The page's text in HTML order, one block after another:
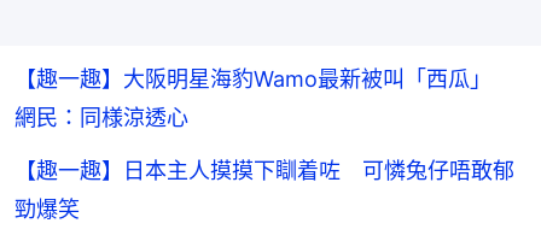
【趣一趣】大阪明星海豹Wamo最新被叫「西瓜」
網民：同様涼透心
【趣一趣】日本主人摸摸下瞓着咗 可憐兔仔唔敢郁
勁爆笑